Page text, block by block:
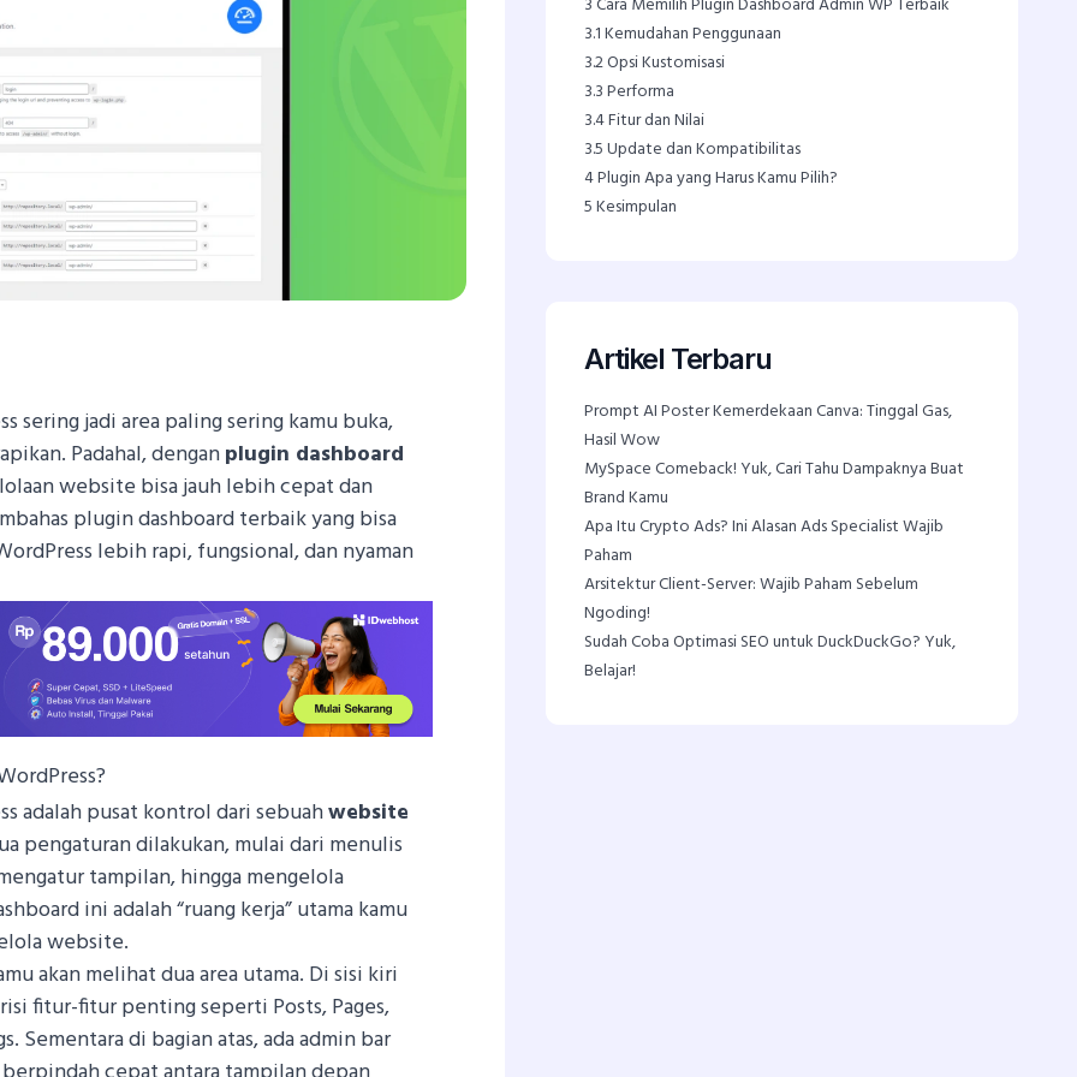
sering jadi area paling sering kamu buka,
Padahal, denganplugin dashboard
website bisa jauh lebih cepat dan
plugin dashboard terbaik yang bisa
lebih rapi, fungsional, dan nyaman
adalah pusat kontrol dari sebuahwebsite
pengaturan dilakukan, mulai dari menulis
tampilan, hingga mengelola
ini adalah “ruang kerja” utama kamu
website.
akan melihat dua area utama. Di sisi kiri
fitur-fitur penting seperti Posts, Pages,
Sementara di bagian atas, ada admin bar
3.1Kemudahan Penggunaan
3.2Opsi Kustomisasi
3.3Performa
3.4Fitur dan Nilai
3.5Update dan Kompatibilitas
4Plugin Apa yang Harus Kamu Pilih?
5Kesimpulan
Artikel Terbaru
Prompt AI Poster Kemerdekaan Canva: Tinggal Gas,
Hasil Wow
MySpace Comeback! Yuk, Cari Tahu Dampaknya Buat
Brand Kamu
Apa Itu Crypto Ads? Ini Alasan Ads Specialist Wajib
Paham
Arsitektur Client-Server: Wajib Paham Sebelum
Ngoding!
Sudah Coba Optimasi SEO untuk DuckDuckGo? Yuk,
Belajar!